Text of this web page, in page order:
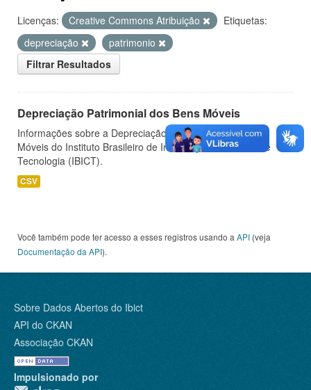
Licenças: Creative Commons Atribuição
Etiquetas:
depreciação
patrimonio
Filtrar Resultados
Depreciação Patrimonial dos Bens Móveis
Informações sobre a Depreciação Patrimonial dos Bens
Móveis do Instituto Brasileiro de Informação em Ciência e
Tecnologia (IBICT).
CSV
Você também pode ter acesso a esses registros usando a API (veja
Documentação da API).
Sobre Dados Abertos do Ibict
API do CKAN
Associação CKAN
Impulsionado por